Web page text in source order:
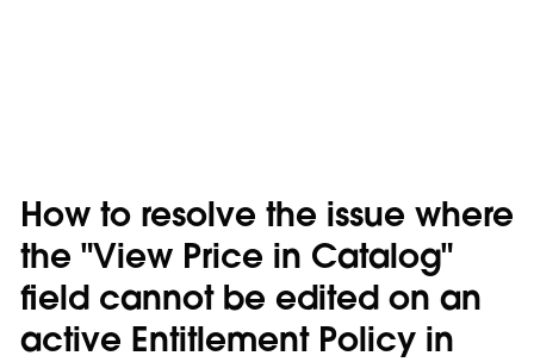
How to resolve the issue where
the "View Price in Catalog"
field cannot be edited on an
active Entitlement Policy in